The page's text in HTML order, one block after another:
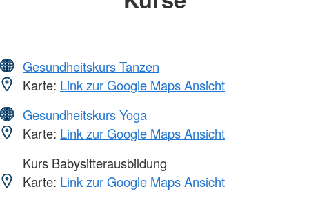
Gesundheitskurs Tanzen
Karte: Link zur Google Maps Ansicht
Gesundheitskurs Yoga
Karte: Link zur Google Maps Ansicht
Kurs Babysitterausbildung
Karte: Link zur Google Maps Ansicht